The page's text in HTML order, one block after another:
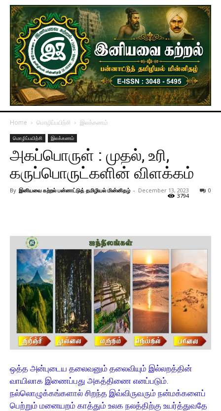
Home மொழிப்பயிற்சி இலக்கணம்
மொழிப்பயிற்சி இலக்கணம்
அகப்பொருள் : முதல், உரி,
கருப்பொருட்களின் விளக்கம்
By இனியவை கற்றல் பன்னாட்டுத் தமிழியல் மின்னிதழ் - December 13, 2023 0
3794
ஒத்த அன்புடைய தலைவனும் தலைவியும் இல்லறத்தின்
வாயிலாக இணைப்பது அகத்திணை எனப்படும்.
நல்லொழுக்கங்களால் சிறந்த இவ்விருவரும் நன்மக்களைப்
பெற்றும் மனையறம் காத்தும் உலக நலத்திற்கு உயர்த்துவதே